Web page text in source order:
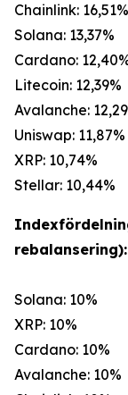
Chainlink: 16,51%
Solana: 13,37%
Cardano:
Litecoin: 12,39%
Avalanche:
Uniswap: 11,87%
XRP: 10,74%
Stellar: 10,44%
rebalansering):
Solana: 10%
XRP: 10%
Cardano: 10%
Avalanche: 10%